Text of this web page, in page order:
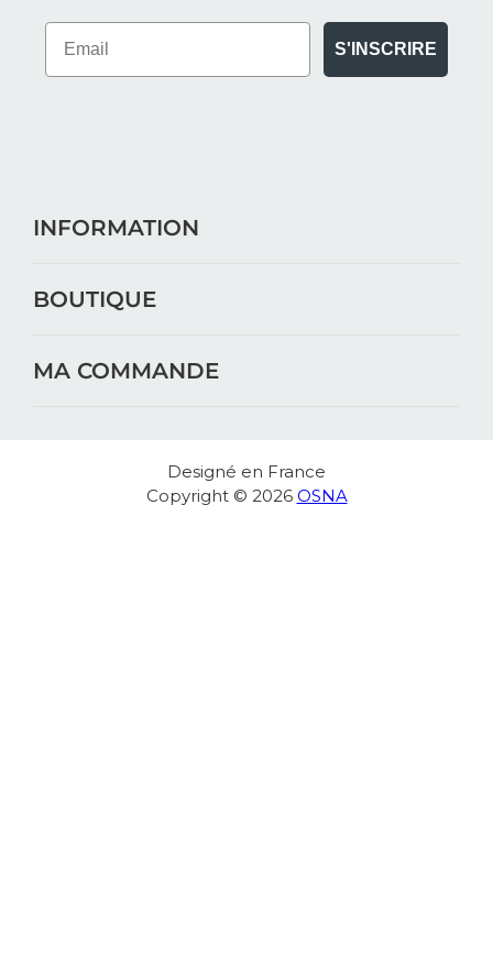
S'INSCRIRE
INFORMATION
BOUTIQUE
MA COMMANDE
Designé en France
Copyright © 2026 OSNA